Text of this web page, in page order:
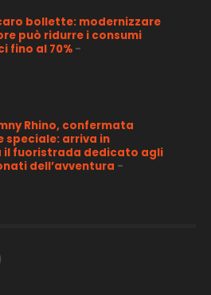
bollette: modernizzare
può ridurre i consumi
fino al 70% -
Rhino, confermata
speciale: arriva in
il fuoristrada dedicato agli
dell’avventura -